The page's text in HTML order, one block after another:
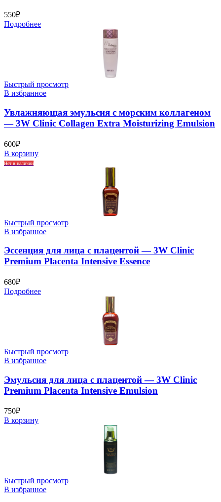
550₽
Подробнее
Быстрый просмотр
В избранное
Увлажняющая эмульсия с морским коллагеном
— 3W Clinic Collagen Extra Moisturizing Emulsion
600₽
В корзину
Нет в наличии
Быстрый просмотр
В избранное
Эссенция для лица с плацентой — 3W Clinic
Premium Placenta Intensive Essence
680₽
Подробнее
Быстрый просмотр
В избранное
Эмульсия для лица с плацентой — 3W Clinic
Premium Placenta Intensive Emulsion
750₽
В корзину
Быстрый просмотр
В избранное